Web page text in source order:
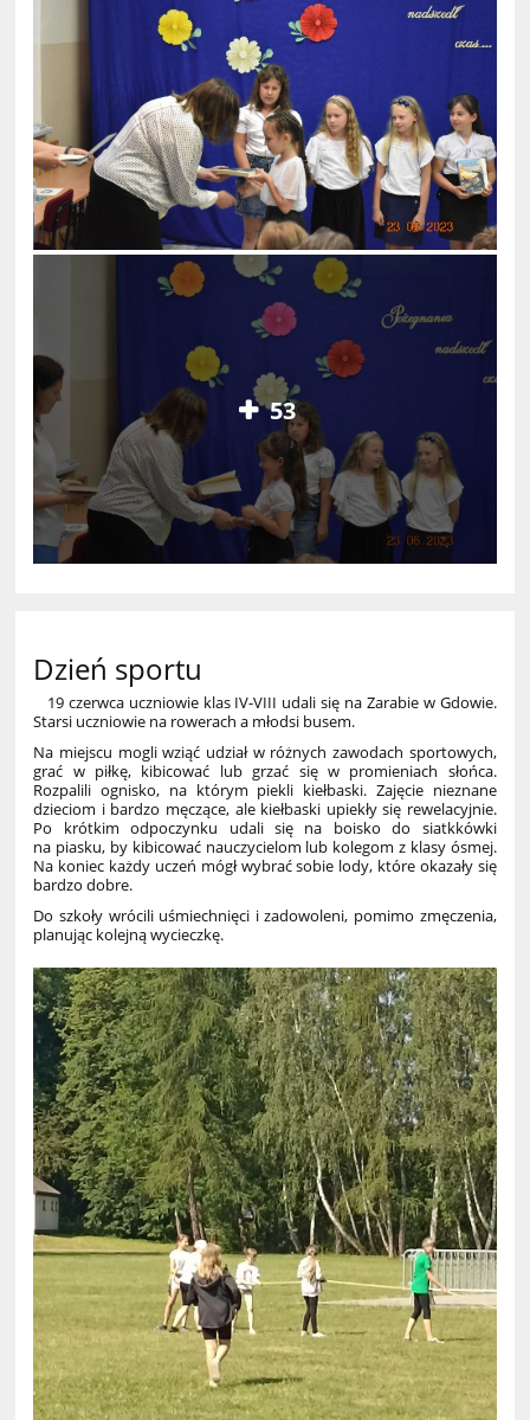
53
Dzień sportu
19 czerwca uczniowie klas IV-VIII udali się na Zarabie w Gdowie.
Starsi uczniowie na rowerach a młodsi busem.
Na miejscu mogli wziąć udział w różnych zawodach sportowych,
grać w piłkę, kibicować lub grzać się w promieniach słońca.
Rozpalili ognisko, na którym piekli kiełbaski. Zajęcie nieznane
dzieciom i bardzo męczące, ale kiełbaski upiekły się rewelacyjnie.
Po krótkim odpoczynku udali się na boisko do siatkkówki
na piasku, by kibicować nauczycielom lub kolegom z klasy ósmej.
Na koniec każdy uczeń mógł wybrać sobie lody, które okazały się
bardzo dobre.
Do szkoły wrócili uśmiechnięci i zadowoleni, pomimo zmęczenia,
planując kolejną wycieczkę.